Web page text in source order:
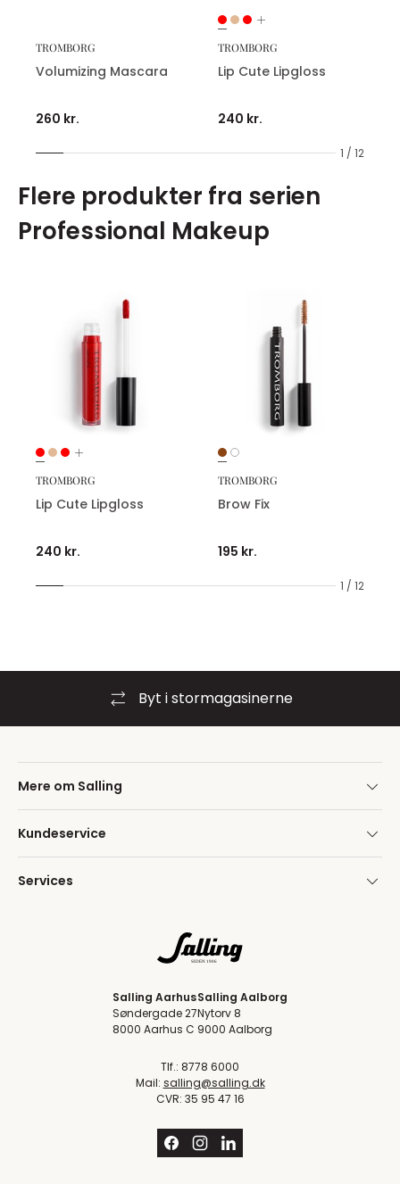
1 / 12
TROMBORG
Volumizing Mascara
260 kr.
TROMBORG
Lip Cute Lipgloss
240 kr.
Flere produkter fra serien
Professional Makeup
1 / 12
TROMBORG
Lip Cute Lipgloss
240 kr.
TROMBORG
Brow Fix
195 kr.
Byt i stormagasinerne
Mere om Salling
Kundeservice
Services
Salling Aarhus
Søndergade 27
8000 Aarhus C
Salling Aalborg
Nytorv 8
9000 Aalborg
Tlf.: 8778 6000
Mail: salling@salling.dk
CVR: 35 95 47 16